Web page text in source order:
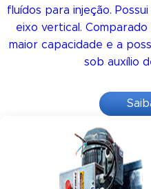
fluídos para injeção.
eixo vertical.
maior capacidade e a
sob auxílio